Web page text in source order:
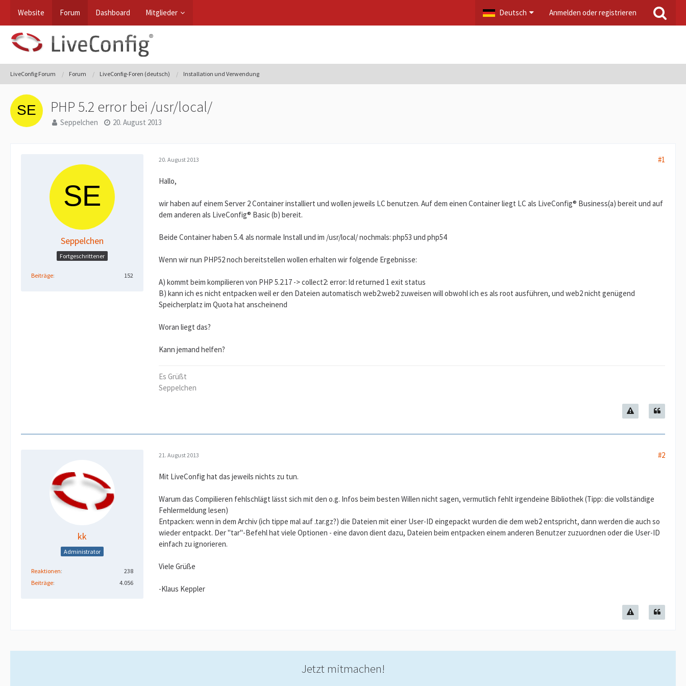
Website Forum Dashboard Mitglieder Deutsch Anmelden oder registrieren
LiveConfig Forum Forum LiveConfig-Foren (deutsch) Installation und Verwendung
PHP 5.2 error bei /usr/local/
Seppelchen 20. August 2013
Seppelchen
Fortgeschrittener
Beiträge 152
20. August 2013 #1
Hallo,
wir haben auf einem Server 2 Container installiert und wollen jeweils LC benutzen. Auf dem einen Container liegt LC als LiveConfig® Business(a) bereit und auf
dem anderen als LiveConfig® Basic (b) bereit.
Beide Container haben 5.4. als normale Install und im /usr/local/ nochmals: php53 und php54
Wenn wir nun PHP52 noch bereitstellen wollen erhalten wir folgende Ergebnisse:
A) kommt beim kompilieren von PHP 5.2.17 -> collect2: error: ld returned 1 exit status
B) kann ich es nicht entpacken weil er den Dateien automatisch web2:web2 zuweisen will obwohl ich es als root ausführen, und web2 nicht genügend
Speicherplatz im Quota hat anscheinend
Woran liegt das?
Kann jemand helfen?
Es Grüßt
Seppelchen
kk
Administrator
Reaktionen
238
Beiträge
4.056
21. August 2013 #2
Mit LiveConfig hat das jeweils nichts zu tun.
Warum das Compilieren fehlschlägt lässt sich mit den o.g. Infos beim besten Willen nicht sagen, vermutlich fehlt irgendeine Bibliothek (Tipp: die vollständige
Fehlermeldung lesen)
Entpacken: wenn in dem Archiv (ich tippe mal auf .tar.gz?) die Dateien mit einer User-ID eingepackt wurden die dem web2 entspricht, dann werden die auch so
wieder entpackt. Der "tar"-Befehl hat viele Optionen - eine davon dient dazu, Dateien beim entpacken einem anderen Benutzer zuzuordnen oder die User-ID
einfach zu ignorieren.
Viele Grüße
-Klaus Keppler
Jetzt mitmachen!